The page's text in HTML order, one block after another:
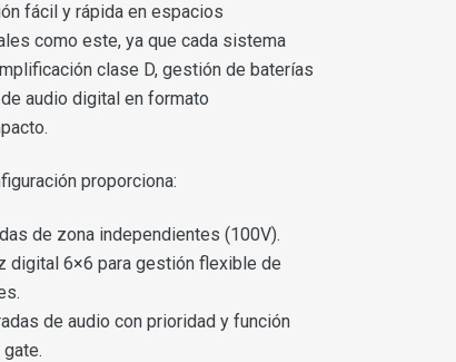
fácil y rápida en espacios
como este, ya que cada sistema
clase D, gestión de baterías
audio digital en formato
proporciona:
de zona independientes (100V).
digital 6×6 para gestión flexible de
de audio con prioridad y función